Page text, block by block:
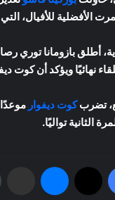
الأفضلية للأفيال،
أطلق بازومانا توري
نهائيًا ويؤكد أن كوت
تضربكوت ديفوار
الثانية تواليًا.